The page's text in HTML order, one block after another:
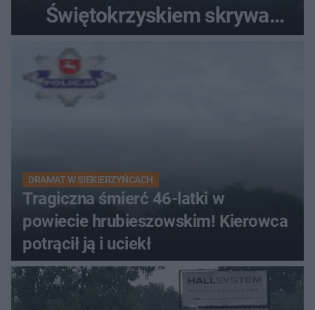
Świętokrzyskiem skrywa
zabytki, bywał tu nawet król
DRAMAT W SIEKIERZYŃCACH
Tragiczna śmierć 46-latki w
powiecie hrubieszowskim! Kierowca
potrącił ją i uciekł